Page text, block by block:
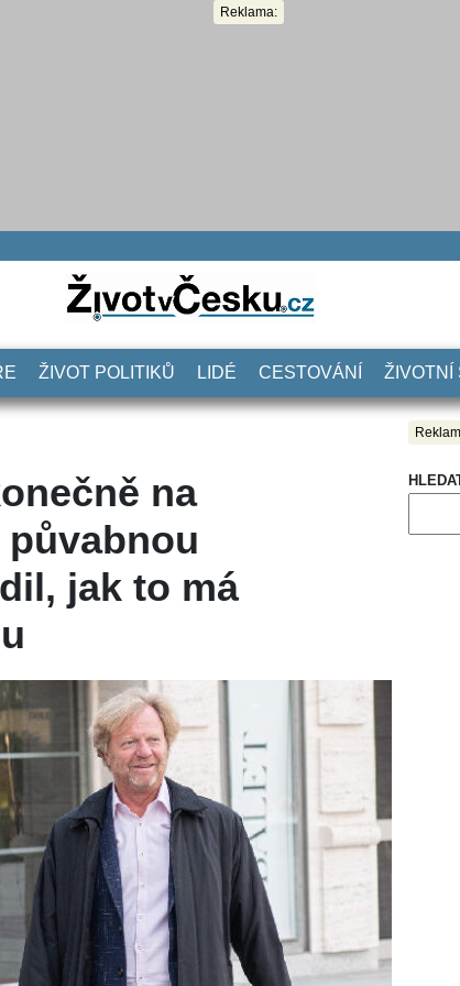
Reklama:
ŽIVOT POLITIKŮ LIDÉ CESTOVÁNÍ ŽIVOTNÍ
na
jak to má